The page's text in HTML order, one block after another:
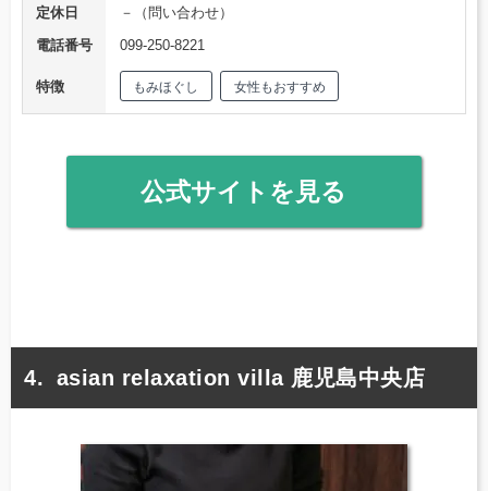
定休日
－（問い合わせ）
電話番号
099-250-8221
特徴 もみほぐし 女性もおすすめ
公式サイトを見る
asian relaxation villa 鹿児島中央店